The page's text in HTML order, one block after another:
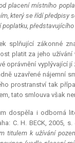
placení místního
který se řídí předpisy
poplatku,
splňující zákonné
platit za jeho
oprávnění vyplývající
uzavřené nájemní
prostranství tak
tato smlouva však
dospěla i odborná
C. H. BECK, 2005,
titulem k užívání